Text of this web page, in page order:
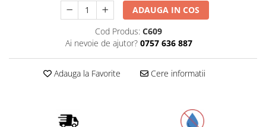
ADAUGA IN COS
Cod Produs: C609
Ai nevoie de ajutor? 0757 636 887
Adauga la Favorite Cere informatii